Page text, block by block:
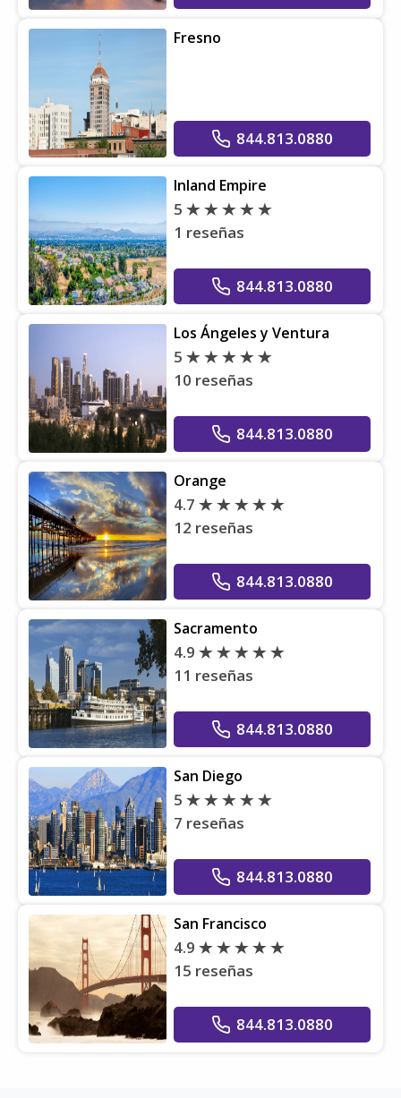
Fresno
844.813.0880
Inland Empire
5
1 reseñas
844.813.0880
Los Ángeles y Ventura
5
10 reseñas
844.813.0880
Orange
4.7
12 reseñas
844.813.0880
Sacramento
4.9
11 reseñas
844.813.0880
San Diego
5
7 reseñas
844.813.0880
San Francisco
4.9
15 reseñas
844.813.0880